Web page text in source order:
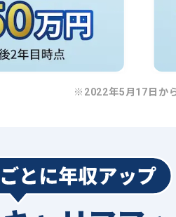
※2022年5月17日か